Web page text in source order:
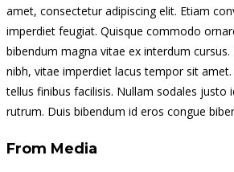
amet, consectetur adipiscing elit. Etiam
imperdiet feugiat. Quisque commodo
bibendum magna vitae ex interdum
nibh, vitae imperdiet lacus tempor sit
tellus finibus facilisis. Nullam sodales justo
rutrum. Duis bibendum id eros congue
From Media